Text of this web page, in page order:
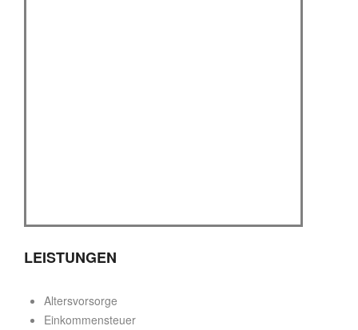
LEISTUNGEN
Altersvorsorge
Einkommensteuer